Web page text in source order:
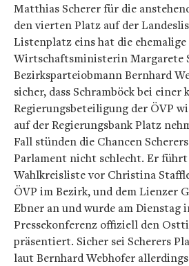
Matthias Scherer für die
den vierten Platz auf der
Listenplatz eins hat die ehemalige
Wirtschaftsministerin Margarete
Bezirksparteiobmann Bernhard
sicher, dass Schramböck bei einer
Regierungsbeteiligung der ÖVP
auf der Regierungsbank Platz
Fall stünden die Chancen
Parlament nicht schlecht. Er
Wahlkreisliste vor Christina
ÖVP im Bezirk, und dem Lienzer
Ebner an und wurde am Dienstag
Pressekonferenz offiziell den
präsentiert. Sicher sei Scherers
laut Bernhard Webhofer